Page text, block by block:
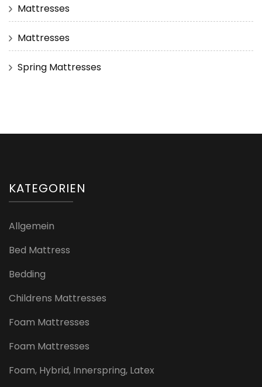
Mattresses
Mattresses
Spring Mattresses
KATEGORIEN
Allgemein
Bed Mattress
Bedding
Childrens Mattresses
Foam Mattresses
Foam Mattresses
Foam, Hybrid, Innerspring, Latex